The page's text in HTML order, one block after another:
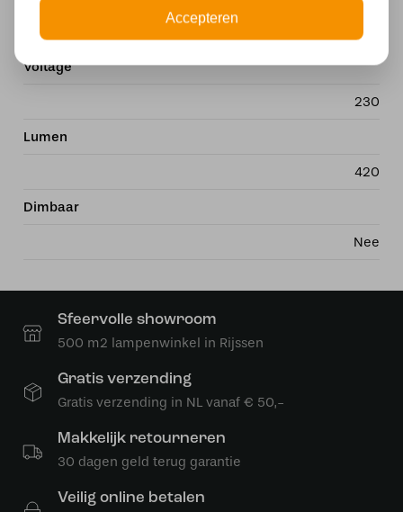
Voltage
230
Lumen
420
Dimbaar
Nee
Sfeervolle showroom
500 m2 lampenwinkel in Rijssen
Gratis verzending
Gratis verzending in NL vanaf € 50,-
Makkelijk retourneren
30 dagen geld terug garantie
Veilig online betalen
Accepteren